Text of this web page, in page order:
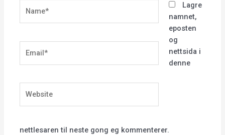
Lagre
namnet,
eposten
og
nettsida i
denne
nettlesaren til neste gong eg kommenterer.